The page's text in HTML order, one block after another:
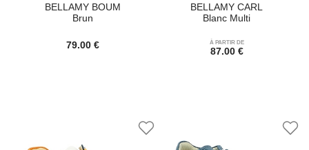
BELLAMY BOUM
Brun
79.00 €
BELLAMY CARL
Blanc Multi
À PARTIR DE
87.00 €